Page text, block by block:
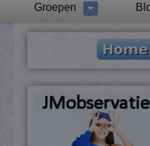
Groepen